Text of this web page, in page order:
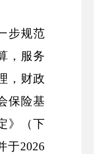
步规范
，服务
，财政
保险基
》（下
于2026